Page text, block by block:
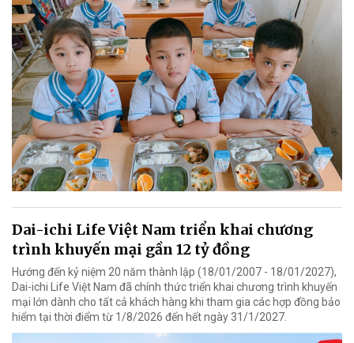
Dai-ichi Life Việt Nam triển khai chương
trình khuyến mại gần 12 tỷ đồng
Hướng đến kỷ niệm 20 năm thành lập (18/01/2007 - 18/01/2027),
Dai-ichi Life Việt Nam đã chính thức triển khai chương trình khuyến
mại lớn dành cho tất cả khách hàng khi tham gia các hợp đồng bảo
hiểm tại thời điểm từ 1/8/2026 đến hết ngày 31/1/2027.